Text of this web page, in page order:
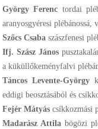
György Ferenc tordai
aranyosgyéresi
Szőcs Csaba szászfenesi
Ifj. Szász János
a küküllőkeményfalvi
Táncos Levente-György
eddigi beosztásából és
Fejér Mátyás csíkkozmási
Madarász Attila bögözi